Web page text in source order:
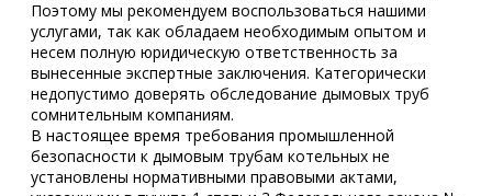
Поэтому мы рекомендуем воспользоваться нашими
услугами, так как обладаем необходимым опытом и
несем полную юридическую ответственность за
вынесенные экспертные заключения. Категорически
недопустимо доверять обследование дымовых труб
сомнительным компаниям.
В настоящее время требования промышленной
безопасности к дымовым трубам котельных не
установлены нормативными правовыми актами,